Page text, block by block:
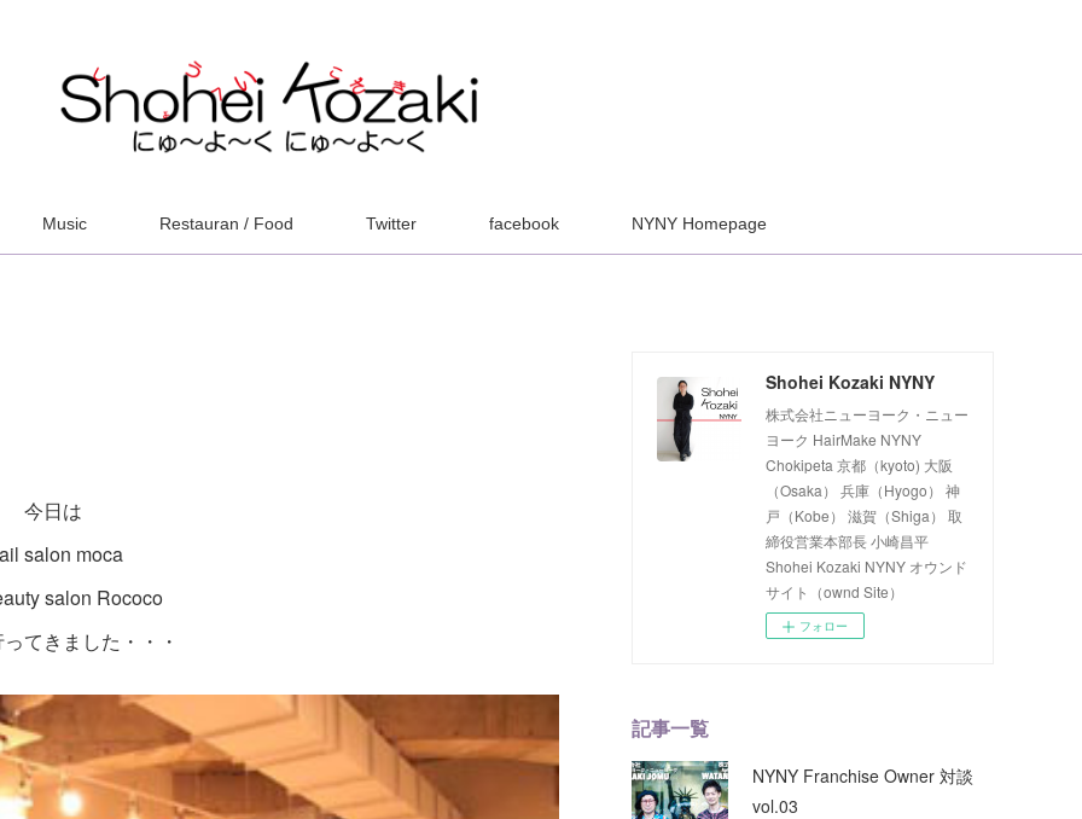
Music Restauran / Food Twitter facebook NYNY Homepage
今日は
salon moca
salon Rococo
てきました・・・
Shohei Kozaki NYNY
株式会社ニューヨーク・ニュー
ヨーク HairMake NYNY
Chokipeta 京都（kyoto) 大阪
（Osaka） 兵庫（Hyogo） 神
戸（Kobe） 滋賀（Shiga） 取
締役営業本部長 小崎昌平
Shohei Kozaki NYNY オウンド
サイト（ownd Site）
フォロー
記事一覧
NYNY Franchise Owner 対談
vol.03